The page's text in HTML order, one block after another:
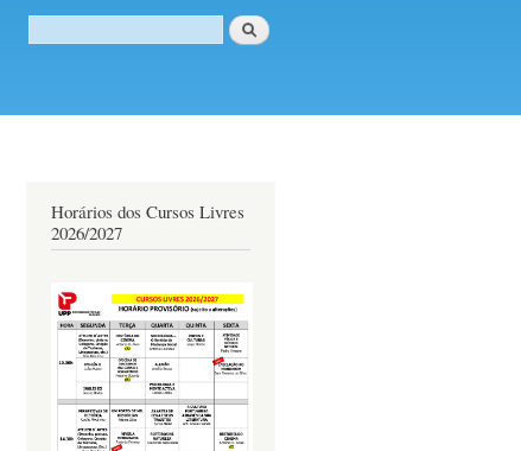
Formulário de procura
Procurar
Horários dos Cursos Livres
2026/2027